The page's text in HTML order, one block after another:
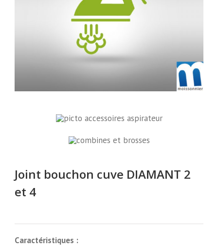
Joint bouchon cuve DIAMANT 2
et 4
Caractéristiques :